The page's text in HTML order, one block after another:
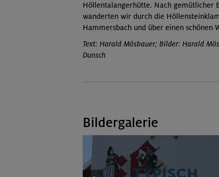
Höllentalangerhütte. Nach gemütlicher
wanderten wir durch die
Hammersbach und über einen schönen
Text: Harald Mösbauer; Bilder: Harald
Dunsch
Bildergalerie